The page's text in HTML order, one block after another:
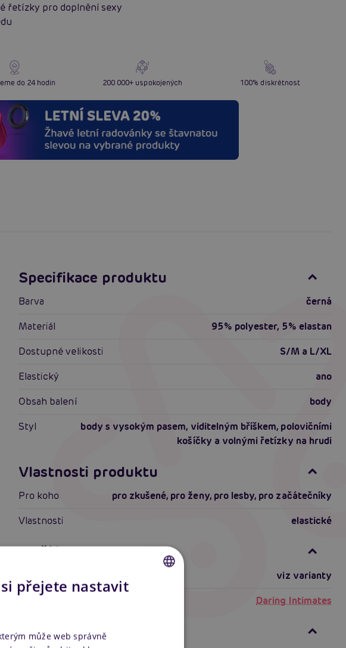
řetízky pro doplnění sexy
do 24 hodin 200 000+ uspokojených 100% diskrétnost
Specifikace produktu
Barva
černá
Materiál
95% polyester, 5% elastan
Dostupné velikosti
S/M a L/XL
Elastický
ano
Obsah balení
body
Styl
body s vysokým pasem, viditelným bříškem, polovičními
košíčky a volnými řetízky na hrudi
Vlastnosti produktu
Pro koho pro zkušené, pro ženy, pro lesby, pro začátečníky
Vlastnosti
elastické
Další informace
viz varianty
Daring Intimates
Ke stažení
přejete nastavit
může web správně